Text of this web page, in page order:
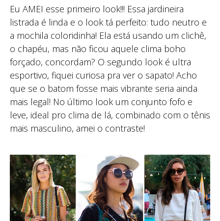
Eu AMEI esse primeiro look!!! Essa jardineira
listrada é linda e o look tá perfeito: tudo neutro e
a mochila coloridinha! Ela está usando um clichê,
o chapéu, mas não ficou aquele clima boho
forçado, concordam? O segundo look é ultra
esportivo, fiquei curiosa pra ver o sapato! Acho
que se o batom fosse mais vibrante seria ainda
mais legal! No último look um conjunto fofo e
leve, ideal pro clima de lá, combinado com o tênis
mais masculino, amei o contraste!